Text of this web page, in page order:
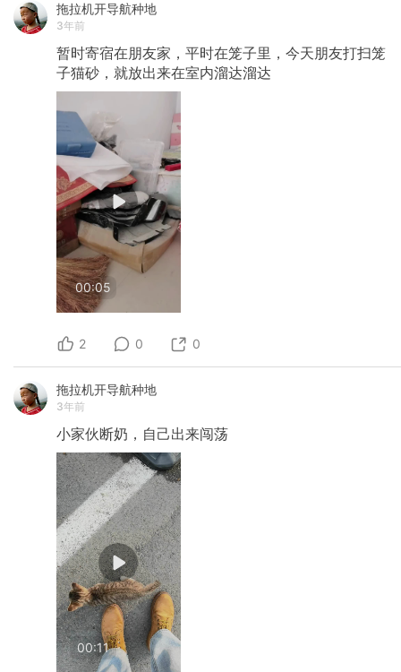
拖拉机开导航种地
3年前
暂时寄宿在朋友家，平时在笼子里，今天朋友打扫笼
子猫砂，就放出来在室内溜达溜达
00:05
2 0 0
拖拉机开导航种地
3年前
小家伙断奶，自己出来闯荡
00:11